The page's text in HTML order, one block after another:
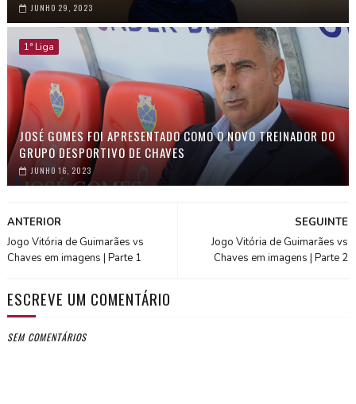
JUNHO 29, 2023
1ª Liga
JOSÉ GOMES FOI APRESENTADO COMO O NOVO TREINADOR DO
GRUPO DESPORTIVO DE CHAVES
JUNHO 16, 2023
SEGUINTE
Jogo Vitória de Guimarães vs
Chaves em imagens | Parte 2
ANTERIOR
Jogo Vitória de Guimarães vs
Chaves em imagens | Parte 1
ESCREVE UM COMENTÁRIO
SEM COMENTÁRIOS